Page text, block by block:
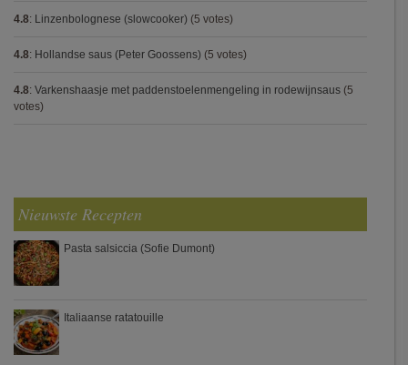
4.8: Linzenbolognese (slowcooker) (5 votes)
4.8: Hollandse saus (Peter Goossens) (5 votes)
4.8: Varkenshaasje met paddenstoelenmengeling in rodewijnsaus (5
votes)
Nieuwste Recepten
Pasta salsiccia (Sofie Dumont)
Italiaanse ratatouille